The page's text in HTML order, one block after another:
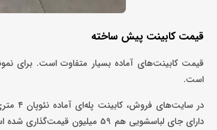
قیمت کابینت پیش ساخته
است.
دارای جای لباسشویی هم 59